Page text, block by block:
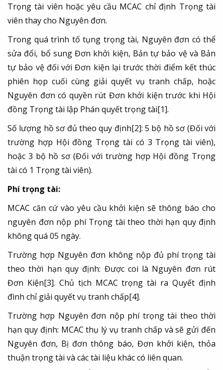
Trọng tài viên hoặc yêu cầu MCAC chỉ định Trọng tài
viên thay cho Nguyên đơn.
Trong quá trình tố tụng trọng tài, Nguyên đơn có thể
sửa đổi, bổ sung Đơn khởi kiện, Bản tự bảo vệ và Bản
tự bảo vệ đối với Đơn kiện lại trước thời điểm kết thúc
phiên họp cuối cùng giải quyết vụ tranh chấp, hoặc
Nguyên đơn có quyền rút Đơn khởi kiện trước khi Hội
đồng Trọng tài lập Phán quyết trọng tài[1].
Số lượng hồ sơ đủ theo quy định[2]: 5 bộ hồ sơ (Đối với
trường hợp Hội đồng Trọng tài có 3 Trọng tài viên),
hoặc 3 bộ hồ sơ (Đối với trường hợp Hội đồng Trọng
tài có 1 Trọng tài viên).
Phí trọng tài:
MCAC căn cứ vào yêu cầu khởi kiện sẽ thông báo cho
nguyên đơn nộp phí Trọng tài theo thời hạn quy định
không quá 05 ngày.
Trường hợp Nguyên đơn không nộp đủ phí trọng tài
theo thời hạn quy định: Được coi là Nguyên đơn rút
Đơn Kiện[3]. Chủ tịch MCAC trọng tài ra Quyết định
đình chỉ giải quyết vụ tranh chấp[4].
Trường hợp Nguyên đơn nộp phí trọng tài theo thời
hạn quy định: MCAC thụ lý vụ tranh chấp và sẽ gửi đến
Nguyên đơn, Bị đơn thông báo, Đơn khởi kiện, thỏa
thuận trọng tài và các tài liệu khác có liên quan.